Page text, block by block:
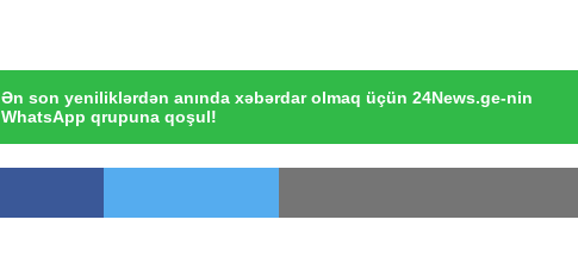
Ən son yeniliklərdən anında xəbərdar olmaq üçün 24News.ge-nin
WhatsApp qrupuna qoşul!